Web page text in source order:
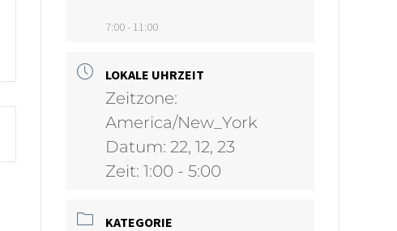
7:00 - 11:00
LOKALE UHRZEIT
Zeitzone:
America/New_York
Datum:22, 12, 23
Zeit:1:00 - 5:00
KATEGORIE